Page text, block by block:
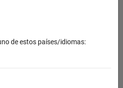
de estos países/idiomas: